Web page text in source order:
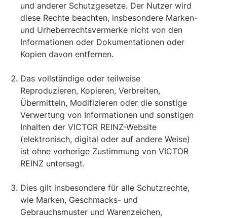
und anderer Schutzgesetze. Der Nutzer wird
diese Rechte beachten, insbesondere Marken-
und Urheberrechtsvermerke nicht von den
Informationen oder Dokumentationen oder
Kopien davon entfernen.
Das vollständige oder teilweise
Reproduzieren, Kopieren, Verbreiten,
Übermitteln, Modifizieren oder die sonstige
Verwertung von Informationen und sonstigen
Inhalten der VICTOR REINZ-Website
(elektronisch, digital oder auf andere Weise)
ist ohne vorherige Zustimmung von VICTOR
REINZ untersagt.
Dies gilt insbesondere für alle Schutzrechte,
wie Marken, Geschmacks- und
Gebrauchsmuster und Warenzeichen,